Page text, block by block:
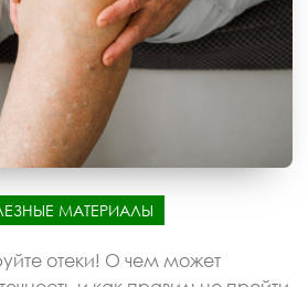
МАТЕРИАЛЫ
отеки! О чем может